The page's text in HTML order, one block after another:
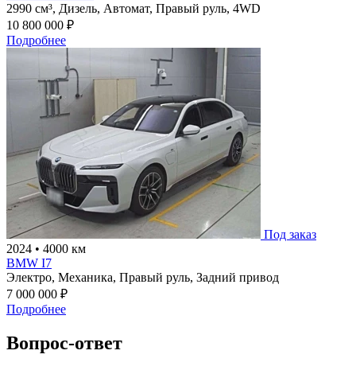
2990 см³, Дизель, Автомат, Правый руль, 4WD
10 800 000 ₽
Подробнее
Под заказ
2024 • 4000 км
BMW I7
Электро, Механика, Правый руль, Задний привод
7 000 000 ₽
Подробнее
Вопрос-ответ